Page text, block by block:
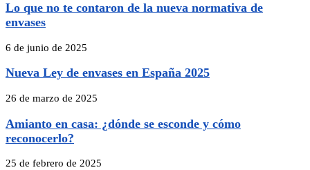
Lo que no te contaron de la nueva normativa de
envases
6 de junio de 2025
Nueva Ley de envases en España 2025
26 de marzo de 2025
Amianto en casa: ¿dónde se esconde y cómo
reconocerlo?
25 de febrero de 2025